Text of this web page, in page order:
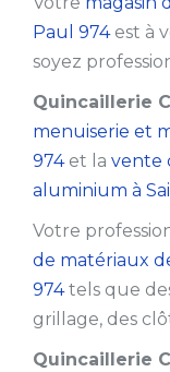
Paul 974est à
soyez
Quincaillerie
menuiserie et
974et la vente
aluminium à
Votre
de matériaux
974tels que
grillage, des
Quincaillerie